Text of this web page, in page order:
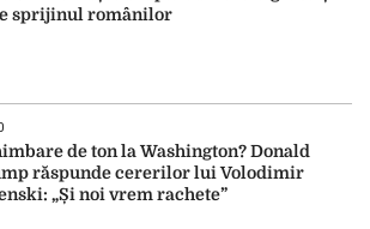
sprijinul românilor
de ton la Washington? Donald
răspunde cererilor lui Volodimir
„Și noi vrem rachete”